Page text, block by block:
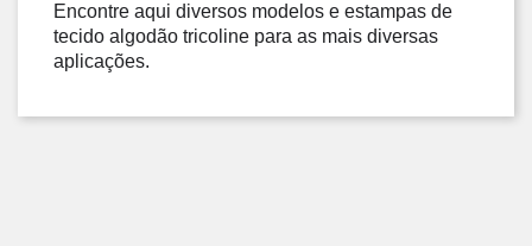
Encontre aqui diversos modelos e estampas de
tecido algodão tricoline para as mais diversas
aplicações.